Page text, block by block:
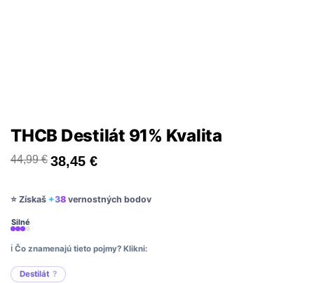
THCB Destilát 91% Kvalita
44,99€ 38,45 €
⭐ Získaš +38 vernostných bodov
Silné
ℹ️ Čo znamenajú tieto pojmy? Klikni:
Destilát